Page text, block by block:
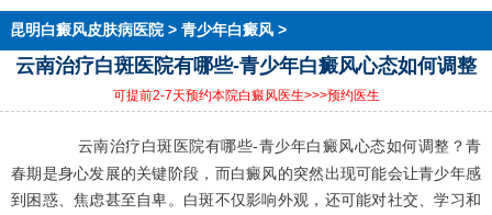
昆明白癜风皮肤病医院> 青少年白癜风>
云南治疗白斑医院有哪些-青少年白癜风心态如何调整
可提前2-7天预约本院白癜风医生>>>预约医生
云南治疗白斑医院有哪些-青少年白癜风心态如何调整？青
春期是身心发展的关键阶段，而白癜风的突然出现可能会让青少年感
到困惑、焦虑甚至自卑。白斑不仅影响外观，还可能对社交、学习和